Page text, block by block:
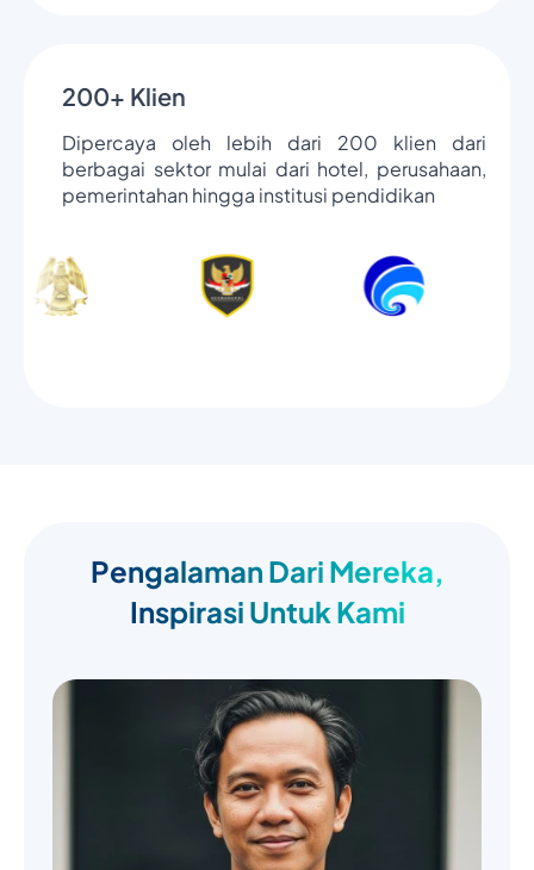
200+ Klien
Dipercaya oleh lebih dari 200 klien dari
berbagai sektor mulai dari hotel, perusahaan,
pemerintahan hingga institusi pendidikan
Pengalaman Dari Mereka,
Inspirasi Untuk Kami